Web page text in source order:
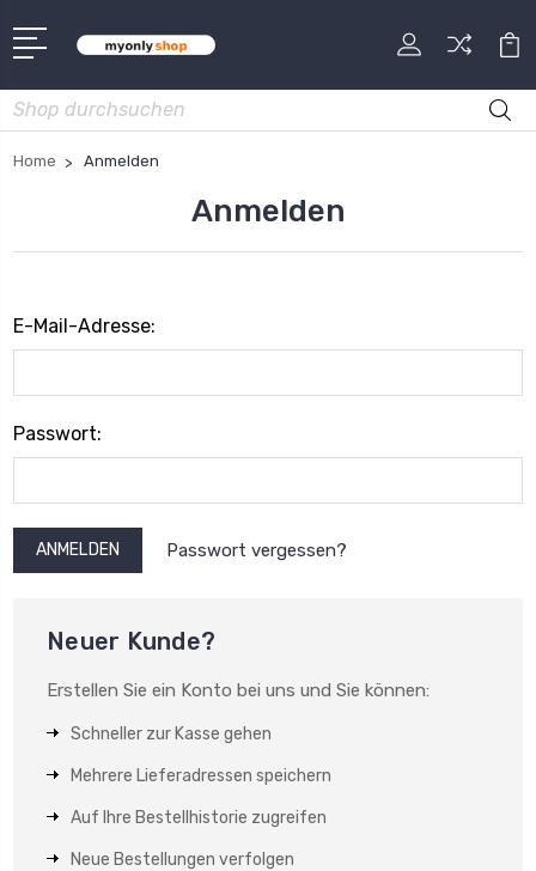
Suche
Home Anmelden
Anmelden
E-Mail-Adresse:
Passwort:
Passwort vergessen?
Neuer Kunde?
Erstellen Sie ein Konto bei uns und Sie können:
Schneller zur Kasse gehen
Mehrere Lieferadressen speichern
Auf Ihre Bestellhistorie zugreifen
Neue Bestellungen verfolgen